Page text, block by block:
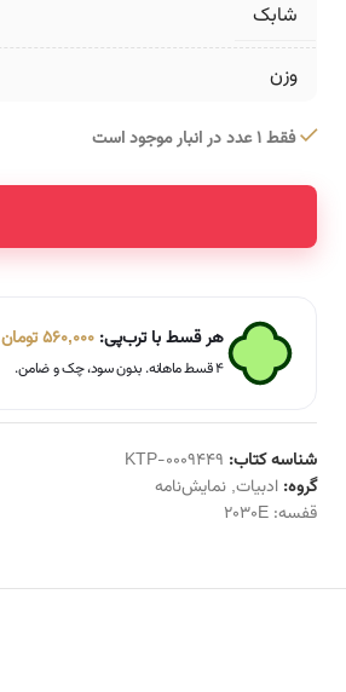
شابک
وزن
فقط 1 عدد در انبار موجود است
هر قسط با ترب‌پی:560,000تومان
۴ قسط ماهانه. بدون سود، چک و ضامن.
شناسه کتاب: KTP-0009449
گروه: ادبیات, نمایش‌نامه
قفسه:2030E